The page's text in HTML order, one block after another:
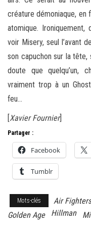
créature démoniaque, en
atomique.
voir Misery, seul l’avant
son capuchon sur la tête,
doute que quelqu’un,
vraiment trop à un
feu…
[Xavier Fournier]
Partager :
Facebook
Tumblr
Mots-clés Air Fighters
Golden Age
Hillman